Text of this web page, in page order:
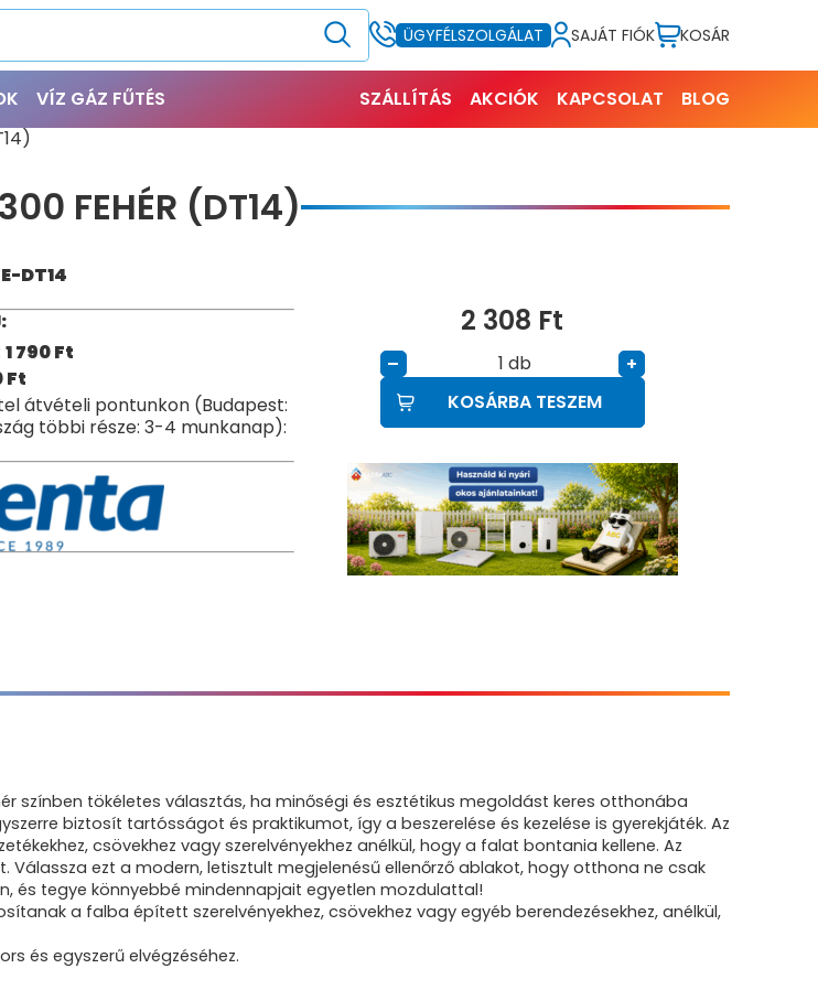
ÜGYFÉLSZOLGÁLAT SAJÁT FIÓK KOSÁR
VÍZ GÁZ FŰTÉS SZÁLLÍTÁS AKCIÓK KAPCSOLAT
BLOG
FEHÉR (DT14)
DT14
1 790Ft
Ft
átvételi pontunkon (Budapest:
többi része: 3-4 munkanap):
2 308 Ft
– db
+
KOSÁRBA TESZEM
színben tökéletes választás, ha minőségi és esztétikus megoldást keres otthonába
biztosít tartósságot és praktikumot, így a beszerelése és kezelése is gyerekjáték. Az
csövekhez vagy szerelvényekhez anélkül, hogy a falat bontania kellene. Az
ezt a modern, letisztult megjelenésű ellenőrző ablakot, hogy otthona ne csak
és tegye könnyebbé mindennapjait egyetlen mozdulattal!
a falba épített szerelvényekhez, csövekhez vagy egyéb berendezésekhez, anélkül,
és egyszerű elvégzéséhez.